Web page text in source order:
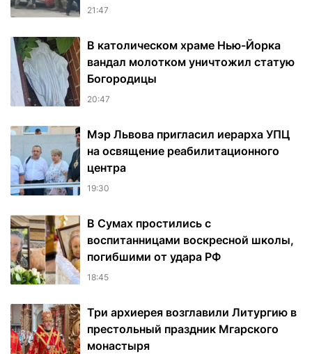
21:47
В католическом храме Нью-Йорка
вандал молотком уничтожил статую
Богородицы
20:47
Мэр Львова пригласил иерарха УПЦ
на освящение реабилитационного
центра
19:30
В Сумах простились с
воспитанницами воскресной школы,
погибшими от удара РФ
18:45
Три архиерея возглавили Литургию в
престольный праздник Мгарского
монастыря